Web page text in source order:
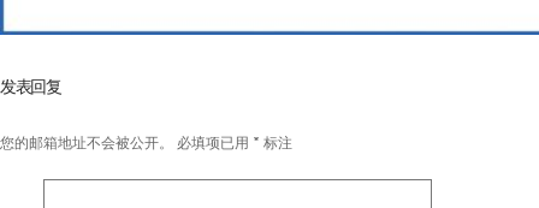
发表回复
您的邮箱地址不会被公开。 必填项已用 * 标注